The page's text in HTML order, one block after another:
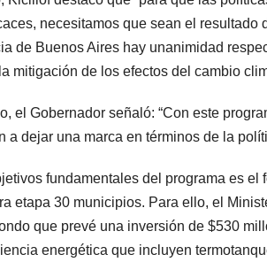
necesitamos que sean el
de Buenos Aires hay unanimidad
mitigación de los efectos del cambio
el Gobernador señaló: “Con este
a dejar una marca en términos de la
fundamentales del programa es
etapa 30 municipios. Para ello, el
que prevé una inversión de $530
energética que incluyen